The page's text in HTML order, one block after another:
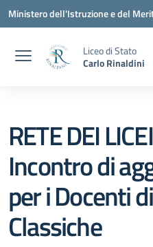
Vai ai contenuti
Vai al menu di navigazione
Vai al footer
Ministero dell'Istruzione e del
Liceo di Stato
Carlo Rinaldini
RETE DEI
Incontro di
per i Docenti
Classiche